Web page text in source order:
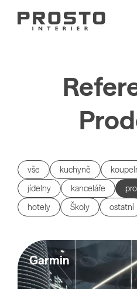
vše kuchyně
jídelny
kanceláře
hotely
Školy ostatní
Garmin